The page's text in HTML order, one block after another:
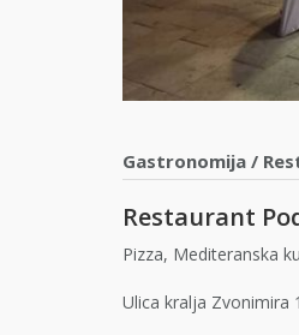
Gastronomija /
Restaurant
Pizza, Mediteranska
Ulica kralja Zvonimira